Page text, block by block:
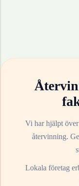
Vi har hjälpt över
återvinning.
Lokala företag